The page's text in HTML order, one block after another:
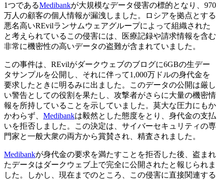
1つであるMedibankが大規模なデータ侵害の標的となり、970
万人の顧客の個人情報が漏洩しました。ロシアを拠点とする
悪名高いREvilランサムウェアグループによって組織された
と考えられているこの侵害には、医療記録や請求情報を含む
非常に機密性の高いデータの盗難が含まれていました。
この事件は、REvilがダークウェブのブログに6GBの生デー
タサンプルを公開し、それに伴って1,000万ドルの身代金を
要求したときに明るみに出ました。このデータの公開は厳し
い警告としての役割を果たし、攻撃者がさらに大量の機密情
報を所持していることを示していました。莫大な圧力にもか
かわらず、 Medibankは毅然とした態度をとり、身代金の支払
いを拒否しました。この決定は、サイバーセキュリティの専
門家と一般大衆の両方から賞賛され、精査されました。
Medibankが身代金の要求を満たすことを拒否した後、盗まれ
たデータはダークウェブ上で完全に公開されたと報じられま
した。しかし、現在までのところ、この侵害に直接関連する